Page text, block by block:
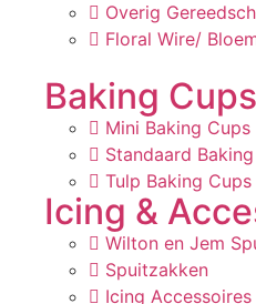
Overig
Floral Wire/
Baking Cups
Mini Baking Cups
Standaard
Tulp Baking Cups
Icing &
Wilton en Jem
Spuitzakken
Icing Accessoires